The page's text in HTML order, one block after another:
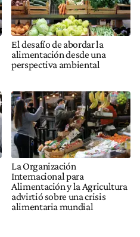
El desafío de abordar la
alimentación desde una
perspectiva ambiental
La Organización
Internacional para
Alimentación y la Agricultura
advirtió sobre una crisis
alimentaria mundial